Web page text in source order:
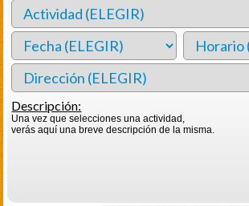
Descripción:
Una vez que selecciones una actividad,
verás aquí una breve descripción de la misma.